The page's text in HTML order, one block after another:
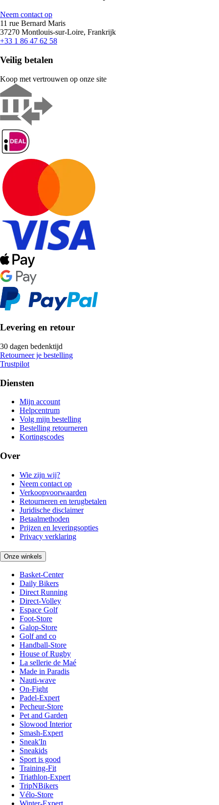
Neem contact op
11 rue Bernard Maris
37270 Montlouis-sur-Loire, Frankrijk
+33 1 86 47 62 58
Veilig betalen
Koop met vertrouwen op onze site
Levering en retour
30 dagen bedenktijd
Retourneer je bestelling
Trustpilot
Diensten
Mijn account
Helpcentrum
Volg mijn bestelling
Bestelling retourneren
Kortingscodes
Over
Wie zijn wij?
Neem contact op
Verkoopvoorwaarden
Retourneren en terugbetalen
Juridische disclaimer
Betaalmethoden
Prijzen en leveringsopties
Privacy verklaring
Onze winkels
Basket-Center
Daily Bikers
Direct Running
Direct-Volley
Espace Golf
Foot-Store
Galop-Store
Golf and co
Handball-Store
House of Rugby
La sellerie de Maé
Made in Paradis
Nauti-wave
On-Fight
Padel-Expert
Pecheur-Store
Pet and Garden
Slowood Interior
Smash-Expert
Sneak'In
Sneakids
Sport is good
Training-Fit
Triathlon-Expert
TripNBikers
Vélo-Store